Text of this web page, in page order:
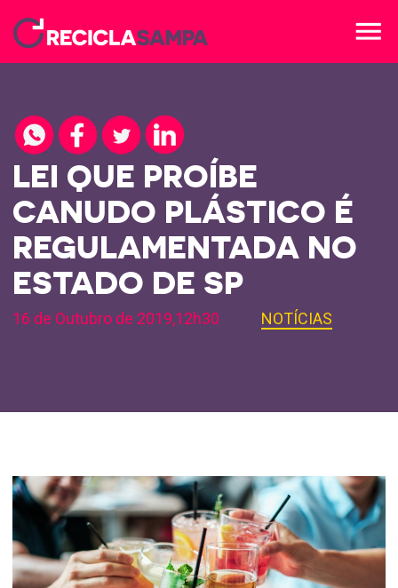
menu
LEI QUE PROÍBE
CANUDO PLÁSTICO É
REGULAMENTADA NO
ESTADO DE SP
16 de Outubro de 2019,12h30 NOTÍCIAS